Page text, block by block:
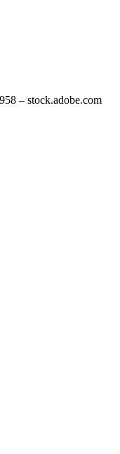
– stock.adobe.com